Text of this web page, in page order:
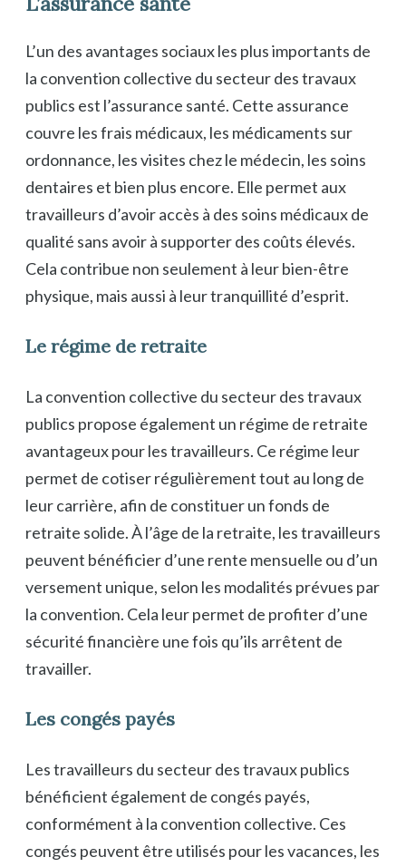
L’un des avantages sociaux les plus importants de
la convention collective du secteur des travaux
publics est l’assurance santé. Cette assurance
couvre les frais médicaux, les médicaments sur
ordonnance, les visites chez le médecin, les soins
dentaires et bien plus encore. Elle permet aux
travailleurs d’avoir accès à des soins médicaux de
qualité sans avoir à supporter des coûts élevés.
Cela contribue non seulement à leur bien-être
physique, mais aussi à leur tranquillité d’esprit.
Le régime de retraite
La convention collective du secteur des travaux
publics propose également un régime de retraite
avantageux pour les travailleurs. Ce régime leur
permet de cotiser régulièrement tout au long de
leur carrière, afin de constituer un fonds de
retraite solide. À l’âge de la retraite, les travailleurs
peuvent bénéficier d’une rente mensuelle ou d’un
versement unique, selon les modalités prévues par
la convention. Cela leur permet de profiter d’une
sécurité financière une fois qu’ils arrêtent de
travailler.
Les congés payés
Les travailleurs du secteur des travaux publics
bénéficient également de congés payés,
conformément à la convention collective. Ces
congés peuvent être utilisés pour les vacances, les